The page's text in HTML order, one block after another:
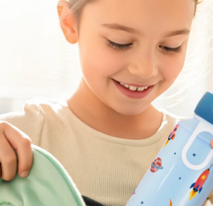
4,8 (basierend auf +15.000
Unsere Geschenke begeistern. Kunden
4,8 bei Google Reviews
die wir versenden).
+49 39292 929695
Montag - Freitag : 8:30 - 17:00 Uhr
Samstag - Sonntag : 8:30 - 13:00 Uhr